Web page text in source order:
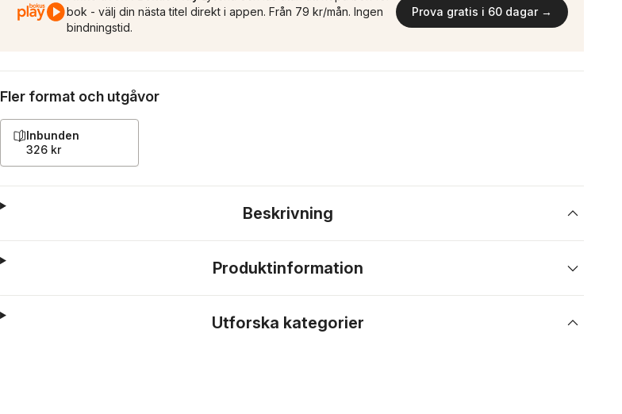
bok - välj din nästa titel direkt i appen. Från 79 kr/mån. Ingen
bindningstid.
Prova gratis i 60 dagar →
Fler format och utgåvor
Inbunden
326 kr
Beskrivning
Produktinformation
Utforska kategorier